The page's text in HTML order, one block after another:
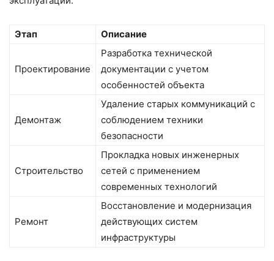
Этап Описание
Проектирование
Разработка технической
документации с учетом
особенностей объекта
Демонтаж
Удаление старых коммуникаций с
соблюдением техники
безопасности
Строительство
Прокладка новых инженерных
сетей с применением
современных технологий
Ремонт
Восстановление и модернизация
действующих систем
инфраструктуры